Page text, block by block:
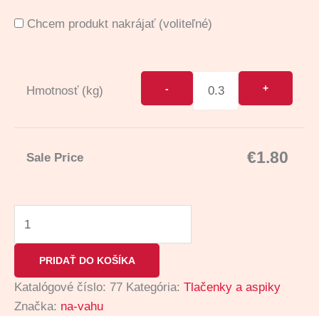
Chcem produkt nakrájať (voliteľné)
Hmotnosť (kg)
Sale Price €1.80
PRIDAŤ DO KOŠÍKA
Katalógové číslo: 77 Kategória: Tlačenky a aspiky
Značka: na-vahu